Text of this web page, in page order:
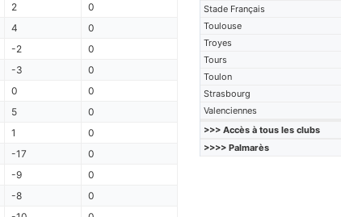
Stade Français
Toulouse
Troyes
Tours
Toulon
Strasbourg
Valenciennes
>>> Accès à tous les clubs
>>>> Palmarès
2
0
4
0
-2
0
-3
0
0
0
5
0
1
0
-17
0
-9
0
-8
0